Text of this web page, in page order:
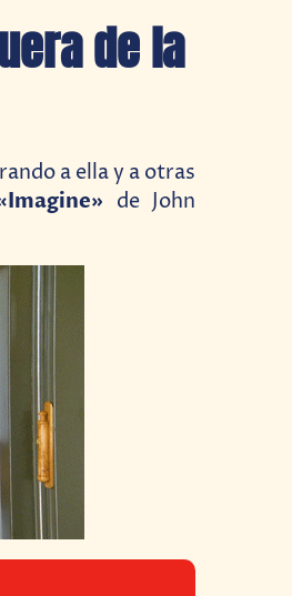
de la
a ella y a otras
de John